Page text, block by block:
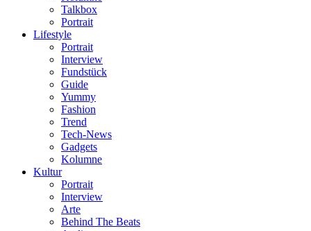
Talkbox
Portrait
Lifestyle
Portrait
Interview
Fundstück
Guide
Yummy
Fashion
Trend
Tech-News
Gadgets
Kolumne
Kultur
Portrait
Interview
Arte
Behind The Beats